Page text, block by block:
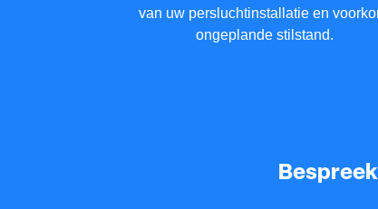
van uw persluchtinstallatie en
ongeplande stilstand.